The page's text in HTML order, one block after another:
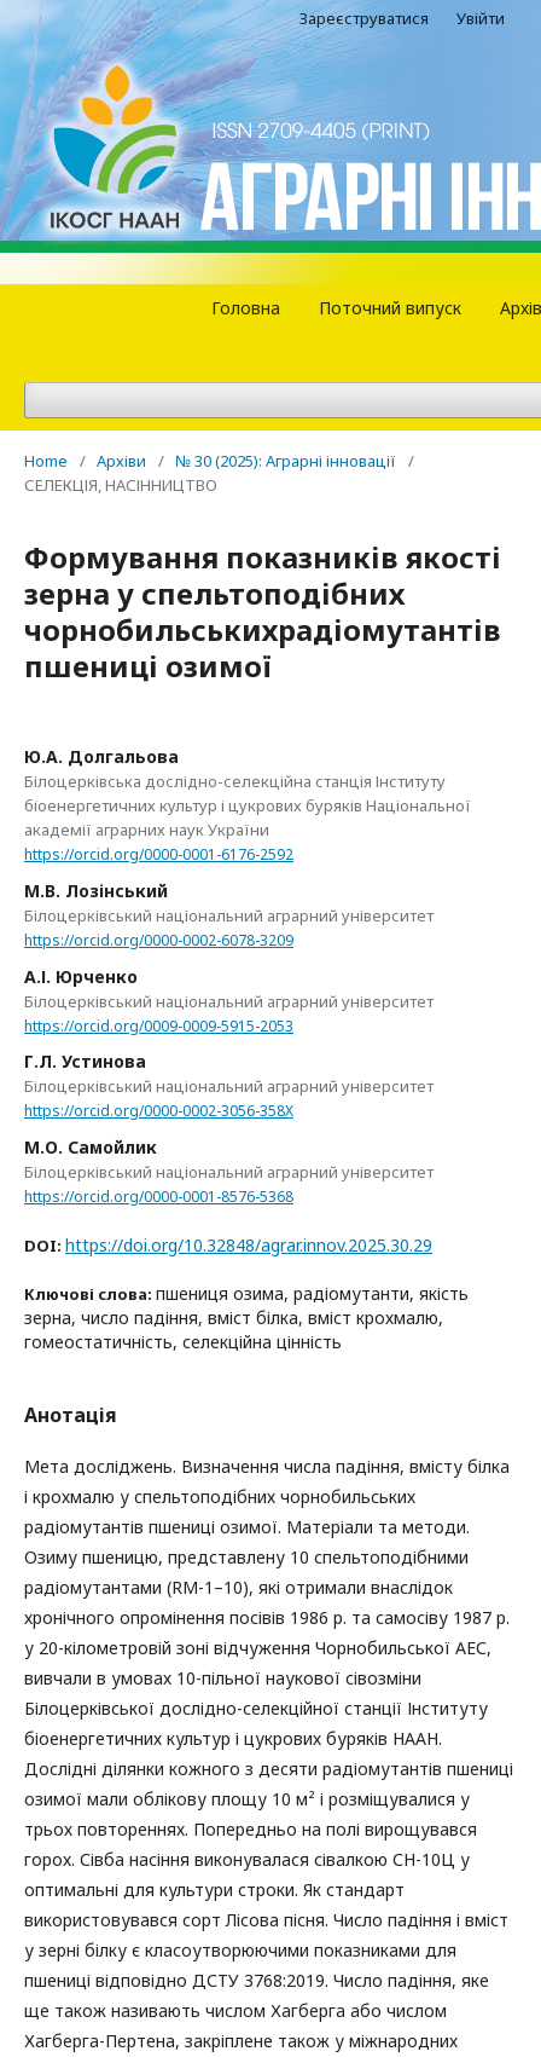
Головна Поточний випуск
Зареєструватися Увійти
Home / Архіви / № 30 (2025): Аграрні інновації
/
СЕЛЕКЦІЯ, НАСІННИЦТВО
Формування показників якості
зерна у спельтоподібних
чорнобильськихрадіомутантів
пшениці озимої
Ю.А. Долгальова
Білоцерківська дослідно-селекційна станція Інституту
біоенергетичних культур і цукрових буряків Національної
академії аграрних наук України
https://orcid.org/0000-0001-6176-2592
М.В. Лозінський
Білоцерківський національний аграрний університет
https://orcid.org/0000-0002-6078-3209
А.І. Юрченко
Білоцерківський національний аграрний університет
https://orcid.org/0009-0009-5915-2053
Г.Л. Устинова
Білоцерківський національний аграрний університет
https://orcid.org/0000-0002-3056-358X
М.О. Самойлик
Білоцерківський національний аграрний університет
https://orcid.org/0000-0001-8576-5368
DOI: https://doi.org/10.32848/agrar.innov.2025.30.29
Ключові слова: пшениця озима, радіомутанти, якість
зерна, число падіння, вміст білка, вміст крохмалю,
гомеостатичність, селекційна цінність
Анотація
Мета досліджень. Визначення числа падіння, вмісту білка
і крохмалю у спельтоподібних чорнобильських
радіомутантів пшениці озимої. Матеріали та методи.
Озиму пшеницю, представлену 10 спельтоподібними
радіомутантами (RM-1–10), які отримали внаслідок
хронічного опромінення посівів 1986 р. та самосіву 1987 р.
у 20-кілометровій зоні відчуження Чорнобильської АЕС,
вивчали в умовах 10-пільної наукової сівозміни
Білоцерківської дослідно-селекційної станції Інституту
біоенергетичних культур і цукрових буряків НААН.
Дослідні ділянки кожного з десяти радіомутантів пшениці
озимої мали облікову площу 10 м² і розміщувалися у
трьох повтореннях. Попередньо на полі вирощувався
горох. Сівба насіння виконувалася сівалкою СН-10Ц у
оптимальні для культури строки. Як стандарт
використовувався сорт Лісова пісня. Число падіння і вміст
у зерні білку є класоутворюючими показниками для
пшениці відповідно ДСТУ 3768:2019. Число падіння, яке
ще також називають числом Хагберга або числом
Хагберга-Пертена, закріплене також у міжнародних